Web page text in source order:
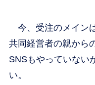
今、受注のメイン
共同経営者の親から
SNSもやっていない
い。